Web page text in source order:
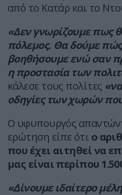
από το Κατάρ και το
«Δεν γνωρίζουμε πως
πόλεμος. Θα δούμε
βοηθήσουμε ενώ σαν
η προστασία των
κάλεσε τους πολίτες
οδηγίες των χωρών
Ο υφυπουργός
ερώτηση είπε ότι ο
που έχει αιτηθεί να
μας είναι περίπου
«Δίνουμε ιδαίτερο